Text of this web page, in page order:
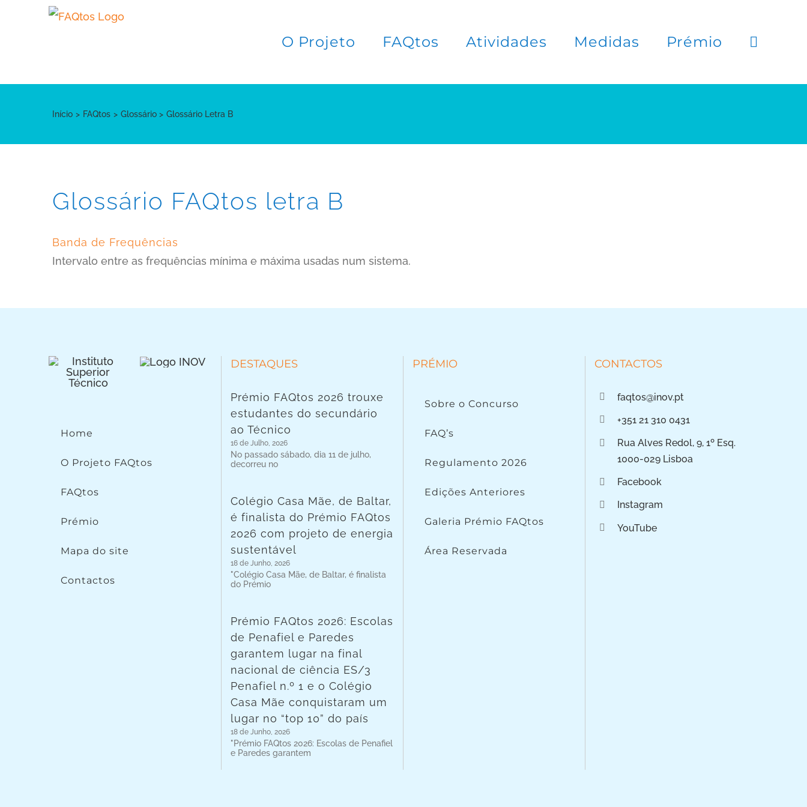
O Projeto FAQtos Atividades Medidas Prémio
Início FAQtos Glossário Glossário Letra B
Glossário FAQtos letra B
Banda de Frequências
Intervalo entre as frequências mínima e máxima usadas num sistema.
Home
O Projeto FAQtos
FAQtos
Prémio
Mapa do site
Contactos
DESTAQUES
Prémio FAQtos 2026 trouxe
estudantes do secundário
ao Técnico
16 de Julho, 2026
No passado sábado, dia 11 de julho,
decorreu no
Colégio Casa Mãe, de Baltar,
é finalista do Prémio FAQtos
2026 com projeto de energia
sustentável
18 de Junho, 2026
"Colégio Casa Mãe, de Baltar, é finalista
do Prémio
Prémio FAQtos 2026: Escolas
de Penafiel e Paredes
garantem lugar na final
nacional de ciência ES/3
Penafiel n.º 1 e o Colégio
Casa Mãe conquistaram um
lugar no “top 10” do país
18 de Junho, 2026
"Prémio FAQtos 2026: Escolas de Penafiel
e Paredes garantem
PRÉMIO
Sobre o Concurso
FAQ’s
Regulamento 2026
Edições Anteriores
Galeria Prémio FAQtos
Área Reservada
CONTACTOS
faqtos@inov.pt
+351 21 310 0431
Rua Alves Redol, 9, 1º Esq.
1000-029 Lisboa
Facebook
Instagram
YouTube